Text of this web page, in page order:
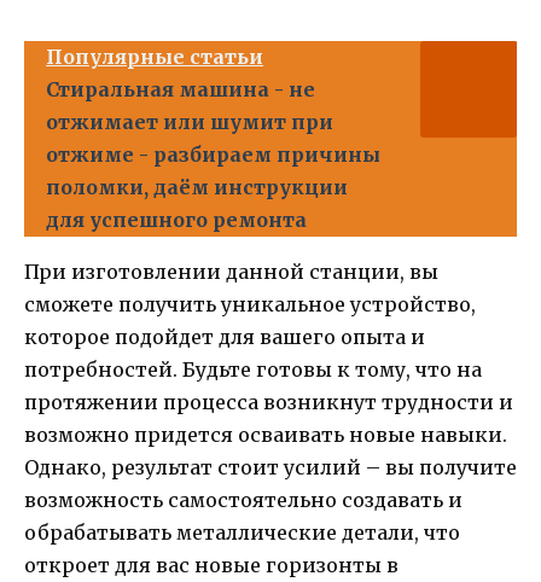
Популярные статьи
Стиральная машина - не
отжимает или шумит при
отжиме - разбираем причины
поломки, даём инструкции
для успешного ремонта
При изготовлении данной станции, вы
сможете получить уникальное устройство,
которое подойдет для вашего опыта и
потребностей. Будьте готовы к тому, что на
протяжении процесса возникнут трудности и
возможно придется осваивать новые навыки.
Однако, результат стоит усилий – вы получите
возможность самостоятельно создавать и
обрабатывать металлические детали, что
откроет для вас новые горизонты в